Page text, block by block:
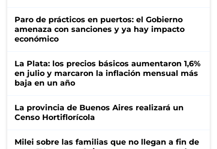
Paro de prácticos en puertos: el Gobierno
amenaza con sanciones y ya hay impacto
económico
La Plata: los precios básicos aumentaron 1,6%
en julio y marcaron la inflación mensual más
baja en un año
La provincia de Buenos Aires realizará un
Censo Hortiflorícola
Milei sobre las familias que no llegan a fin de